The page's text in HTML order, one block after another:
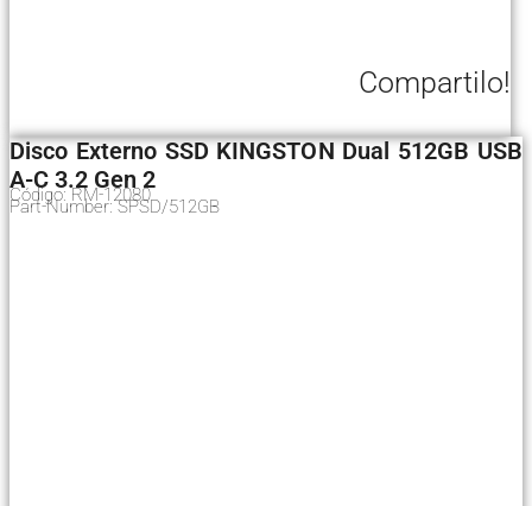
Compartilo!
Disco Externo SSD KINGSTON Dual 512GB USB
A-C 3.2 Gen 2
Código: RM-12080
Part-Number: SPSD/512GB